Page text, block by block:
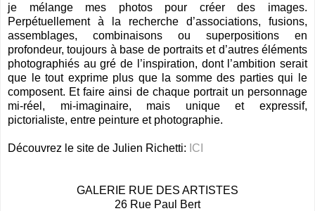
je mélange mes photos pour créer des images.
Perpétuellement à la recherche d’associations, fusions,
assemblages, combinaisons ou superpositions en
profondeur, toujours à base de portraits et d’autres éléments
photographiés au gré de l’inspiration, dont l’ambition serait
que le tout exprime plus que la somme des parties qui le
composent. Et faire ainsi de chaque portrait un personnage
mi-réel, mi-imaginaire, mais unique et expressif,
pictorialiste, entre peinture et photographie.
Découvrez le site de Julien Richetti: ICI
GALERIE RUE DES ARTISTES
26 Rue Paul Bert